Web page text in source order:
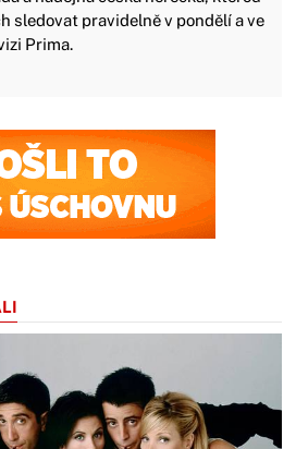
sledovat pravidelně v pondělí a ve
Prima.